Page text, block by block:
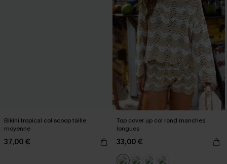
Bikini tropical col scoop taille
moyenne
37,00 €
Top cover up col rond manches
longues
33,00 €